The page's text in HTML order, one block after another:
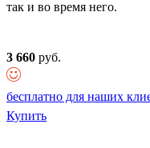
так и во время него.
3 660 руб.
бесплатно для наших
Купить